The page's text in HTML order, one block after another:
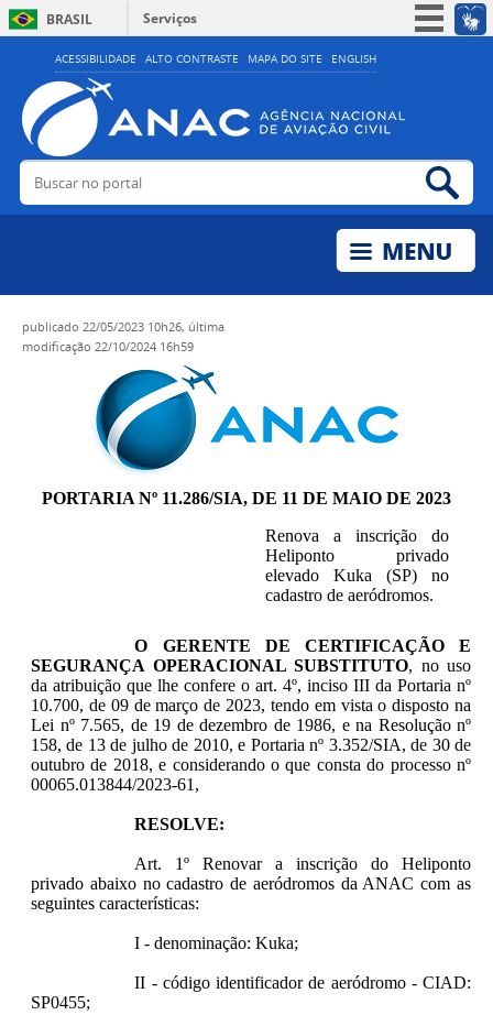
ACESSIBILIDADE ALTO CONTRASTE MAPA DO SITE ENGLISH
BRASIL
Serviços
Simplifique!
Acesso à informação
Legislação
Buscar no portal
publicado 22/05/2023 10h26, última
modificação 22/10/2024 16h59
PORTARIA Nº 11.286/SIA, DE 11 DE MAIO DE 2023
Renova a inscrição do
Heliponto privado
elevado Kuka (SP) no
cadastro de aeródromos.
O GERENTE DE CERTIFICAÇÃO E
SEGURANÇA OPERACIONAL SUBSTITUTO, no uso
da atribuição que lhe confere o art. 4º, inciso III da Portaria nº
10.700, de 09 de março de 2023, tendo em vista o disposto na
Lei nº 7.565, de 19 de dezembro de 1986, e na Resolução nº
158, de 13 de julho de 2010, e Portaria nº 3.352/SIA, de 30 de
outubro de 2018, e considerando o que consta do processo nº
00065.013844/2023-61,
RESOLVE:
Art. 1º Renovar a inscrição do Heliponto
privado abaixo no cadastro de aeródromos da ANAC com as
seguintes características:
I - denominação: Kuka;
II - código identificador de aeródromo - CIAD:
SP0455;